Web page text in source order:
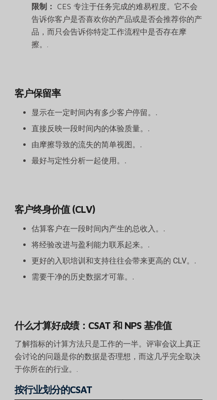
限制：
CES 专注于任务完成的难易程度。它不会
告诉你客户是否喜欢你的产品或是否会推荐你的产
品，而只会告诉你特定工作流程中是否存在摩
擦。.
客户保留率
显示在一定时间内有多少客户停留。.
直接反映一段时间内的体验质量。.
由摩擦导致的流失的简单视图。.
最好与定性分析一起使用。.
客户终身价值 (CLV)
估算客户在一段时间内产生的总收入。.
将经验改进与盈利能力联系起来。.
更好的入职培训和支持往往会带来更高的 CLV。.
需要干净的历史数据才可靠。.
什么才算好成绩：CSAT 和 NPS 基准值
了解指标的计算方法只是工作的一半。评审会议上真正
会讨论的问题是你的数据是否理想，而这几乎完全取决
于你所在的行业。.
按行业划分的CSAT